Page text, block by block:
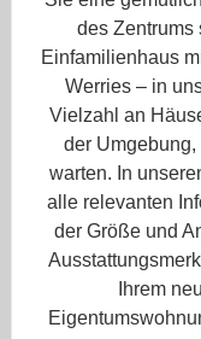
des Zentrums
Einfamilienhaus
Werries – in
Vielzahl an
der
warten. In
alle relevanten
der Größe und
Ihrem